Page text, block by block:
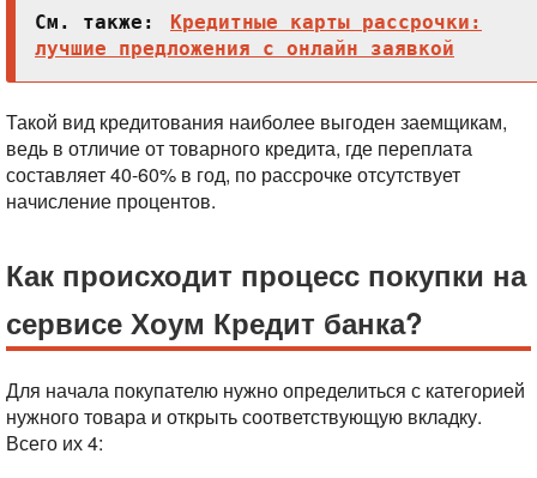
См. также:
Кредитные карты рассрочки:
лучшие предложения с онлайн заявкой
Такой вид кредитования наиболее выгоден заемщикам,
ведь в отличие от товарного кредита, где переплата
составляет 40-60% в год, по рассрочке отсутствует
начисление процентов.
Как происходит процесс покупки на
сервисе Хоум Кредит банка?
Для начала покупателю нужно определиться с категорией
нужного товара и открыть соответствующую вкладку.
Всего их 4: